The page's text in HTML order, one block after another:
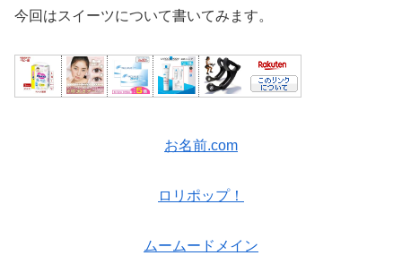
今回はスイーツについて書いてみます。
お名前.com
ロリポップ！
ムームードメイン